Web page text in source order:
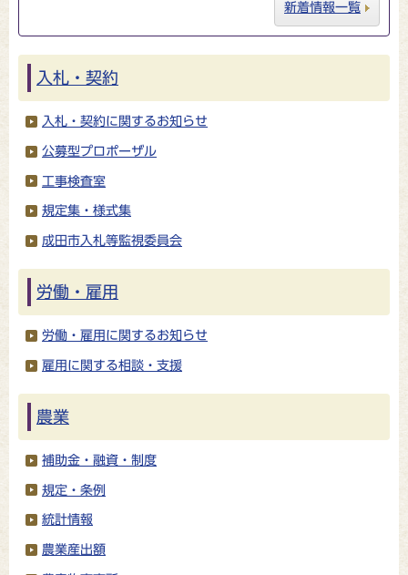
新着情報一覧
入札・契約
入札・契約に関するお知らせ
公募型プロポーザル
工事検査室
規定集・様式集
成田市入札等監視委員会
労働・雇用
労働・雇用に関するお知らせ
雇用に関する相談・支援
農業
補助金・融資・制度
規定・条例
統計情報
農業産出額